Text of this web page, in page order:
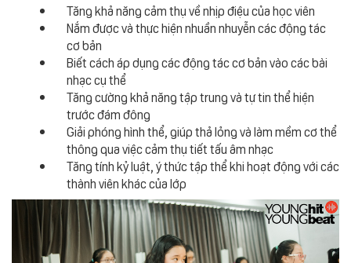
Tăng khả năng cảm thụ về nhịp điệu của học viên
Nắm được và thực hiện nhuần nhuyễn các động tác
cơ bản
Biết cách áp dụng các động tác cơ bản vào các bài
nhạc cụ thể
Tăng cường khả năng tập trung và tự tin thể hiện
trước đám đông
Giải phóng hình thể, giúp thả lỏng và làm mềm cơ thể
thông qua việc cảm thụ tiết tấu âm nhạc
Tăng tính kỷ luật, ý thức tập thể khi hoạt động với các
thành viên khác của lớp